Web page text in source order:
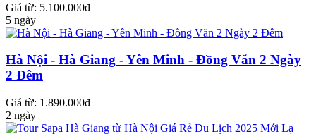
Giá từ: 5.100.000đ
5 ngày
Hà Nội - Hà Giang - Yên Minh - Đồng Văn 2 Ngày
2 Đêm
Giá từ: 1.890.000đ
2 ngày